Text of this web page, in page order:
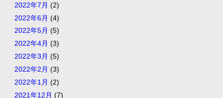
2022年7月 (2)
2022年6月 (4)
2022年5月 (5)
2022年4月 (3)
2022年3月 (5)
2022年2月 (3)
2022年1月 (2)
2021年12月 (7)